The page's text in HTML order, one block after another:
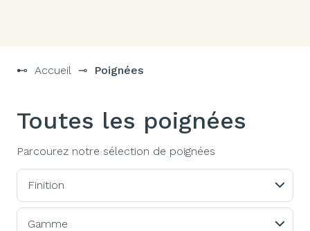
⊷ Accueil ⊸ Poignées
Toutes les poignées
Parcourez notre sélection de poignées
Finition
Gamme